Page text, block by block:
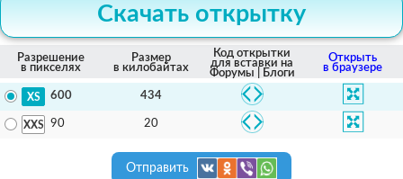
Скачать открытку
Разрешение
в пикселях
Размер
в килобайтах
Код открытки
для вставки на
Форумы | Блоги
Открыть
в браузере
600 434
90 20
Отправить